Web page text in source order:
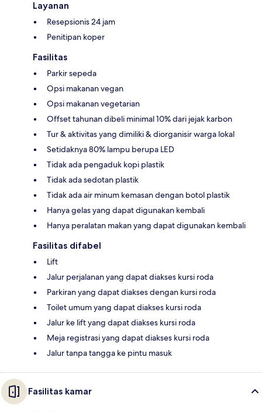
Layanan
Resepsionis 24 jam
Penitipan koper
Fasilitas
Parkir sepeda
Opsi makanan vegan
Opsi makanan vegetarian
Offset tahunan dibeli minimal 10% dari jejak karbon
Tur & aktivitas yang dimiliki & diorganisir warga lokal
Setidaknya 80% lampu berupa LED
Tidak ada pengaduk kopi plastik
Tidak ada sedotan plastik
Tidak ada air minum kemasan dengan botol plastik
Hanya gelas yang dapat digunakan kembali
Hanya peralatan makan yang dapat digunakan kembali
Fasilitas difabel
Lift
Jalur perjalanan yang dapat diakses kursi roda
Parkiran yang dapat diakses dengan kursi roda
Toilet umum yang dapat diakses kursi roda
Jalur ke lift yang dapat diakses kursi roda
Meja registrasi yang dapat diakses kursi roda
Jalur tanpa tangga ke pintu masuk
Fasilitas kamar